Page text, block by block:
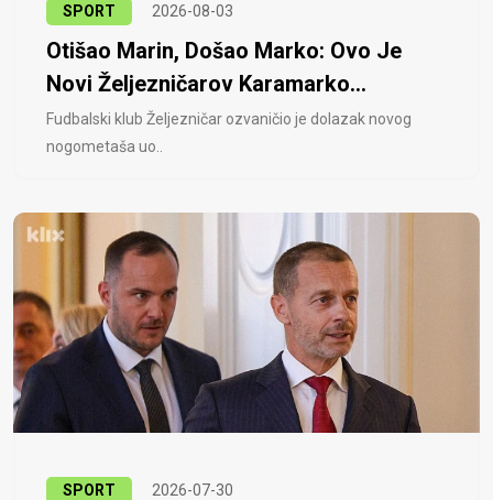
SPORT 2026-08-03
Otišao Marin, Došao Marko: Ovo Je
Novi Željezničarov Karamarko...
Fudbalski klub Željezničar ozvaničio je dolazak novog
nogometaša uo..
SPORT 2026-07-30